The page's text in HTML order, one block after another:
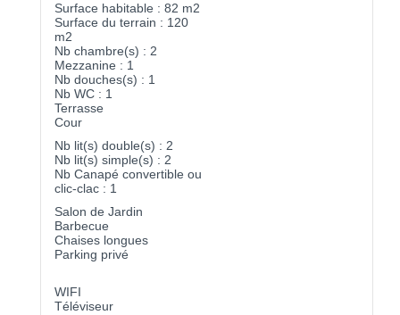
Surface habitable : 82 m2
Surface du terrain : 120
m2
Nb chambre(s) : 2
Mezzanine : 1
Nb douches(s) : 1
Nb WC : 1
Terrasse
Cour
Nb lit(s) double(s) : 2
Nb lit(s) simple(s) : 2
Nb Canapé convertible ou
clic-clac : 1
Salon de Jardin
Barbecue
Chaises longues
Parking privé
WIFI
Téléviseur